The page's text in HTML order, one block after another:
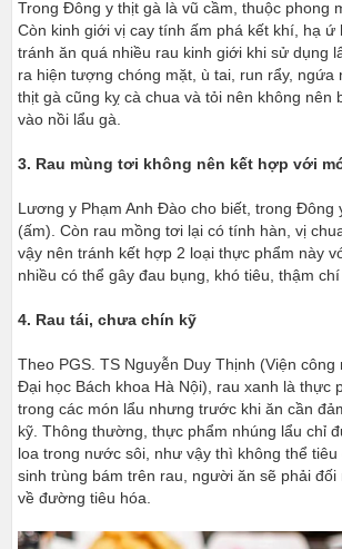
Trong Đông y thịt gà là vũ cầm, thuộc phong
Còn kinh giới vị cay tính ấm phá kết khí, hạ ứ
tránh ăn quá nhiều rau kinh giới khi sử dụng
ra hiện tượng chóng mặt, ù tai, run rẩy, ngứa
thịt gà cũng kỵ cà chua và tỏi nên không nên
vào nồi lẩu gà.
3. Rau mùng tơi không nên kết hợp với
Lương y Phạm Anh Đào cho biết, trong Đông
(ấm). Còn rau mồng tơi lại có tính hàn, vị
vậy nên tránh kết hợp 2 loại thực phẩm này
nhiều có thể gây đau bụng, khó tiêu, thậm chí
4. Rau tái, chưa chín kỹ
Theo PGS. TS Nguyễn Duy Thịnh (Viện công
Đại học Bách khoa Hà Nội), rau xanh là thực
trong các món lẩu nhưng trước khi ăn cần
kỹ. Thông thường, thực phẩm nhúng lẩu chỉ
loa trong nước sôi, như vậy thì không thể
sinh trùng bám trên rau, người ăn sẽ phải đối
về đường tiêu hóa.